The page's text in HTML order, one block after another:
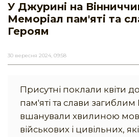
У Джурині на
Меморіал пам'яті та
Героям
30 вересня 2024, 09:58
Присутні поклали квіти
пам'яті та слави загиблим
вшанували хвилиною
військових і цивільних,